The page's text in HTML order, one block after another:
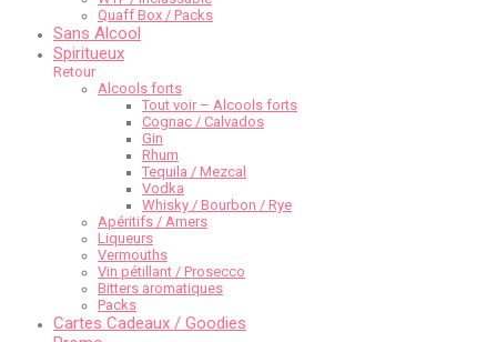
Quaff Box / Packs
Sans Alcool
Spiritueux
Retour
Alcools forts
Tout voir – Alcools forts
Cognac / Calvados
Gin
Rhum
Tequila / Mezcal
Vodka
Whisky / Bourbon / Rye
Apéritifs / Amers
Liqueurs
Vermouths
Vin pétillant / Prosecco
Bitters aromatiques
Packs
Cartes Cadeaux / Goodies